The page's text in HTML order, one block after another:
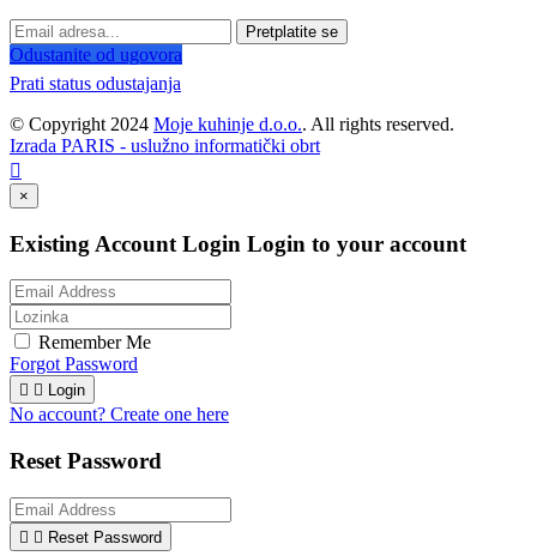
Pretplatite se
Odustanite od ugovora
Prati status odustajanja
© Copyright 2024 Moje kuhinje d.o.o.. All rights reserved.
Izrada PARIS - uslužno informatički obrt

×
Existing Account Login Login to your account
Remember Me
Forgot Password
  Login
No account? Create one here
Reset Password
  Reset Password